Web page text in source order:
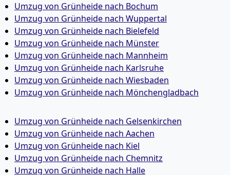
Umzug von Grünheide nach Bochum
Umzug von Grünheide nach Wuppertal
Umzug von Grünheide nach Bielefeld
Umzug von Grünheide nach Münster
Umzug von Grünheide nach Mannheim
Umzug von Grünheide nach Karlsruhe
Umzug von Grünheide nach Wiesbaden
Umzug von Grünheide nach Mönchen­gladbach
Umzug von Grünheide nach Gelsenkirchen
Umzug von Grünheide nach Aachen
Umzug von Grünheide nach Kiel
Umzug von Grünheide nach Chemnitz
Umzug von Grünheide nach Halle